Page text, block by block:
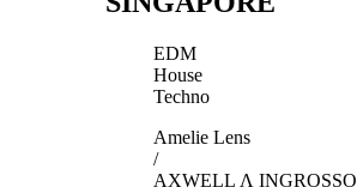
EDM
House
Techno
Amelie Lens
/
AXWELL Λ INGROSSO